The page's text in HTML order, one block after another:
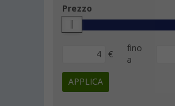
Prezzo
€
fino
a
APPLICA